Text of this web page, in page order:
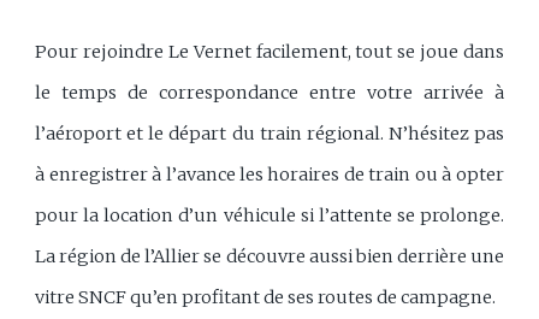
Pour rejoindre Le Vernet facilement, tout se joue dans
le temps de correspondance entre votre arrivée à
l’aéroport et le départ du train régional. N’hésitez pas
à enregistrer à l’avance les horaires de train ou à opter
pour la location d’un véhicule si l’attente se prolonge.
La région de l’Allier se découvre aussi bien derrière une
vitre SNCF qu’en profitant de ses routes de campagne.